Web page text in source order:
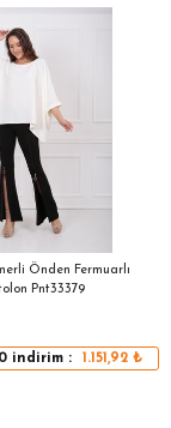
Önden Fermuarlı
Pnt33379
indirim : 1.151,92 ₺